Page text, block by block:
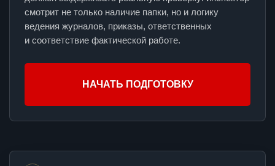
смотрит не только наличие папки, но и логику
ведения журналов, приказы, ответственных
и соответствие фактической работе.
НАЧАТЬ ПОДГОТОВКУ